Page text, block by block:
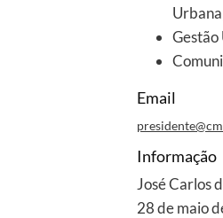
Email
Informação
José Carlos
28 de maio